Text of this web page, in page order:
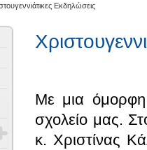
Εκδηλώσεις
Με μια όμορφη
σχολείο μας.
κ. Χριστίνας